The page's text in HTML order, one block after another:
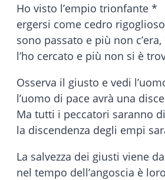
Ho visto l’empio trionfante *
ergersi come cedro
sono passato e più non c’era,
l’ho cercato e più non si è
Osserva il giusto e vedi
l’uomo di pace avrà una
Ma tutti i peccatori saranno
la discendenza degli empi
La salvezza dei giusti viene
nel tempo dell’angoscia è